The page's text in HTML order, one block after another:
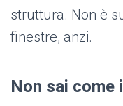
struttura. Non è
finestre, anzi.
Non sai come